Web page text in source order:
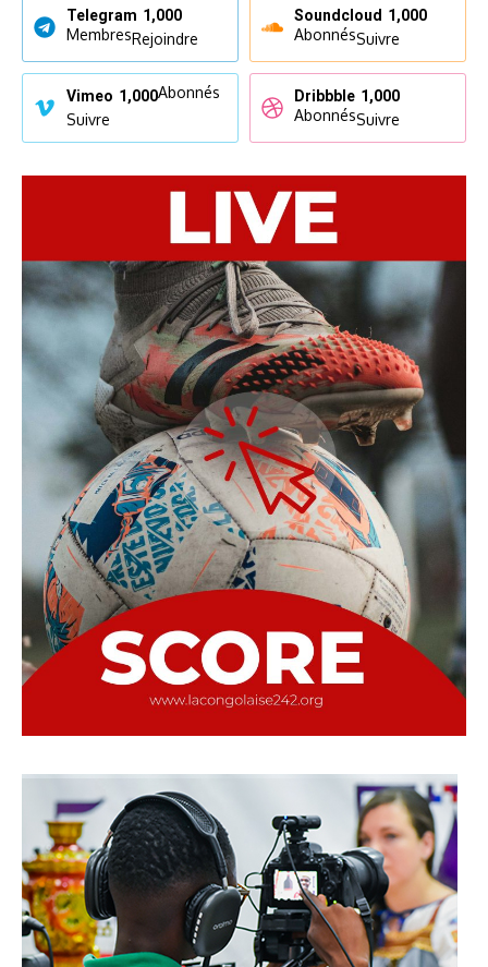
Telegram 1,000
MembresRejoindre
Soundcloud 1,000
AbonnésSuivre
Vimeo 1,000Abonnés
Suivre
Dribbble 1,000
AbonnésSuivre